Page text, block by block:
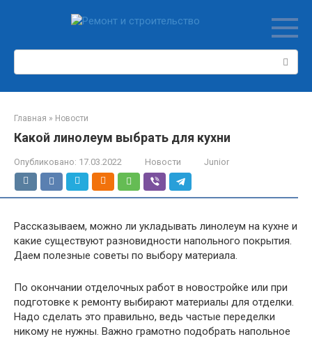
Поиск:
Главная » Новости
Какой линолеум выбрать для кухни
Опубликовано: 17.03.2022 Новости Junior
Рассказываем, можно ли укладывать линолеум на кухне и
какие существуют разновидности напольного покрытия.
Даем полезные советы по выбору материала.
По окончании отделочных работ в новостройке или при
подготовке к ремонту выбирают материалы для отделки.
Надо сделать это правильно, ведь частые переделки
никому не нужны. Важно грамотно подобрать напольное